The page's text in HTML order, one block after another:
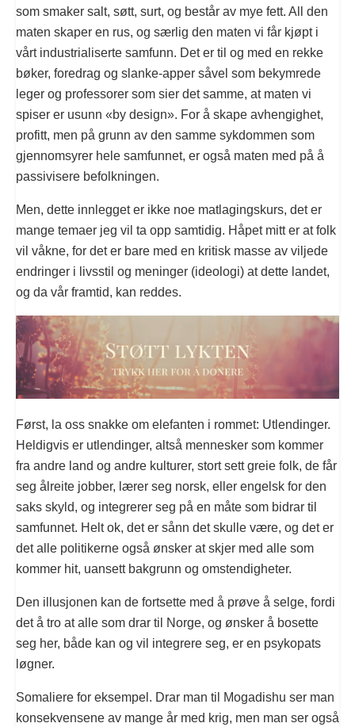
som smaker salt, søtt, surt, og består av mye fett. All den
maten skaper en rus, og særlig den maten vi får kjøpt i
vårt industrialiserte samfunn. Det er til og med en rekke
bøker, foredrag og slanke-apper såvel som bekymrede
leger og professorer som sier det samme, at maten vi
spiser er usunn «by design». For å skape avhengighet,
profitt, men på grunn av den samme sykdommen som
gjennomsyrer hele samfunnet, er også maten med på å
passivisere befolkningen.
Men, dette innlegget er ikke noe matlagingskurs, det er
mange temaer jeg vil ta opp samtidig. Håpet mitt er at folk
vil våkne, for det er bare med en kritisk masse av viljede
endringer i livsstil og meninger (ideologi) at dette landet,
og da vår framtid, kan reddes.
Først, la oss snakke om elefanten i rommet: Utlendinger.
Heldigvis er utlendinger, altså mennesker som kommer
fra andre land og andre kulturer, stort sett greie folk, de får
seg ålreite jobber, lærer seg norsk, eller engelsk for den
saks skyld, og integrerer seg på en måte som bidrar til
samfunnet. Helt ok, det er sånn det skulle være, og det er
det alle politikerne også ønsker at skjer med alle som
kommer hit, uansett bakgrunn og omstendigheter.
Den illusjonen kan de fortsette med å prøve å selge, fordi
det å tro at alle som drar til Norge, og ønsker å bosette
seg her, både kan og vil integrere seg, er en psykopats
løgner.
Somaliere for eksempel. Drar man til Mogadishu ser man
konsekvensene av mange år med krig, men man ser også